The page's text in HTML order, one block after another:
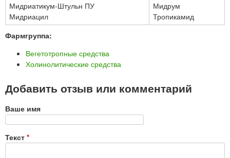
Мидриатикум-Штульн ПУ
Мидриацил
Мидрум
Тропикамид
Фармгруппа:
Вегетотропные средства
Холинолитические средства
Добавить отзыв или комментарий
Ваше имя
Текст *